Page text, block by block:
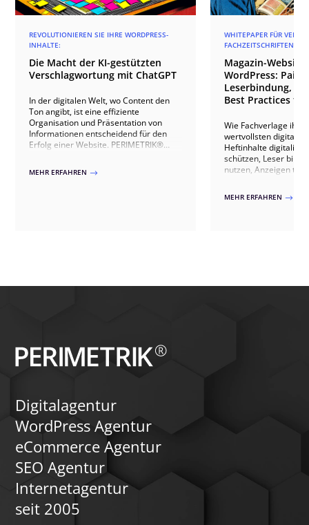
REVOLUTIONIEREN SIE IHRE WORDPRESS-
INHALTE:
Die Macht der KI-gestützten
Verschlagwortung mit ChatGPT
In der digitalen Welt, wo Content den
Ton angibt, ist eine effiziente
Organisation und Präsentation von
Informationen entscheidend für den
Erfolg einer Website. PERIMETRIK®
Inhaltsverwaltung. Unsere Methode
MEHR ERFAHREN $
WHITEPAPER FÜR
FACHZEITSCHRIFTEN
Magazin-
WordPress: Paid
Leserbindung,
Best Practices für
Wie Fachverlage ihre
wertvollsten digitalen
Heftinhalte
schützen, Leser
nutzen, Anzeigen
20+ Verlagsprojekten.
MEHR ERFAHREN $
Digitalagentur
WordPress Agentur
eCommerce Agentur
SEO Agentur
Internetagentur
seit 2005